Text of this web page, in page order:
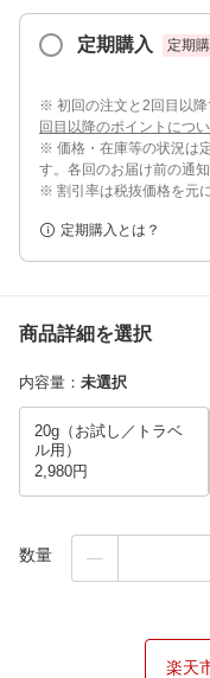
定期購入 定期
※ 初回の注文と2回目以降
回目以降のポイントにつ
※ 価格・在庫等の状況は
す。各回のお届け前の通
※ 割引率は税抜価格を元
定期購入とは？
商品詳細を選択
内容量 ： 未選択
20g（お試し／トラベ
ル用）
2,980円
数量
楽天